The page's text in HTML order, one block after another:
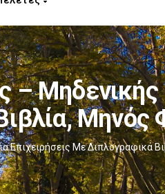
Μηδενικής
Μηνός
Με Διπλογραφικά